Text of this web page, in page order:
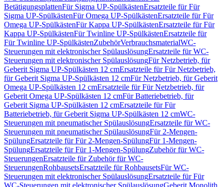
BetätigungsplattenFür Sigma UP-SpülkästenErsatzteile für Für
Sigma UP-SpülkästenFür Omega UP-SpülkästenErsatzteile für Für
Omega UP-SpülkästenFür Kappa UP-SpülkästenErsatzteile für Für
Kappa UP-SpülkästenFür Twinline UP-SpülkästenErsatzteile für
Für Twinline UP-SpülkästenZubehörVerbrauchsmaterialWC-
Steuerungen mit elektronischer SpülauslösungErsatzteile für WC-
Steuerungen mit elektronischer SpülauslösungFür Netzbetrieb, für
Geberit Sigma UP-Spülkästen 12 cmErsatzteile für Für Netzbetrieb,
für Geberit Sigma UP-Spülkästen 12 cmFür Netzbetrieb, für Geberit
Omega UP-Spülkästen 12 cmErsatzteile für Für Netzbetrieb, für
Geberit Omega UP-Spülkästen 12 cmFür Batteriebetrieb, für
Geberit Sigma UP-Spülkästen 12 cmErsatzteile für Für
Batteriebetrieb, für Geberit Sigma UP-Spülkästen 12 cmWC-
Steuerungen mit pneumatischer SpülauslösungErsatzteile für WC-
Steuerungen mit pneumatischer SpülauslösungFür 2-Mengen-
SpülungErsatzteile für Für 2-Mengen-SpülungFür 1-Mengen-
SpülungErsatzteile für Für 1-Mengen-SpülungZubehör für WC-
SteuerungenErsatzteile für Zubehör für WC-
SteuerungenRohbausetsErsatzteile für RohbausetsFür WC-
Steuerungen mit elektronischer SpülauslösungErsatzteile für Für
WC-Steuerungen mit elektronischer SpülauslösungGeberit Monolith